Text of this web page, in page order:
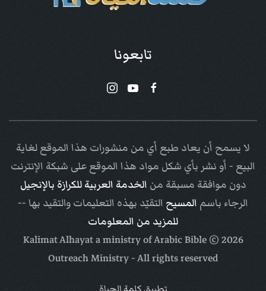
تابعونا
لا يسمح أن يعاد طبع أي من منشورات هذا الموقع لغاية
البيع - أو نشر بأي شكل مواد هذا الموقع على شبكة الإنترنت
دون موافقة مسبقة من الخدمة العربية للكرازة بالإنجيل
الرجاء باسم المسيح التقيّد بهذه التعليمات والتقيد بها --
للمزيد من المعلومات
2026
© Kalimat Alhayat a ministry of
Arabic Bible
Outreach Ministry- All rights reserved